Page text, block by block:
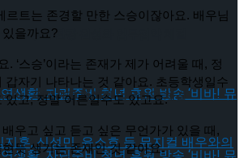
사, 공연 관광 활성화 업무협약 체결
사, 공연 관광 활성화 업무협약 체결
르트는 존경할 만한 스승이잖아요. 배우님
을까요?
. ‘스승’이라는 존재가 제가 어려울 때, 정
갑자기 나타나는 것 같아요. 초등학생일수
있고, 정말 어른일수도 있고요.
우고 싶고 듣고 싶은 무언가가 있을 때,
듯 생기는 존재인 것 같아요.